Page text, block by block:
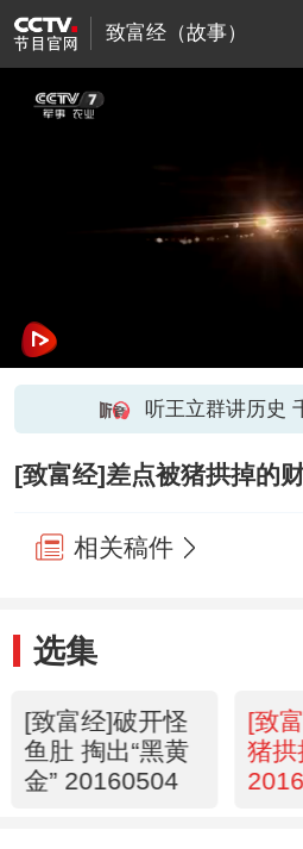
致富经（故事）
听王立群讲历史
[致富经]差点被猪拱掉的
相关稿件
选集
[致富经]破开怪
鱼肚 掏出“黑黄
金” 20160504
[致
猪拱